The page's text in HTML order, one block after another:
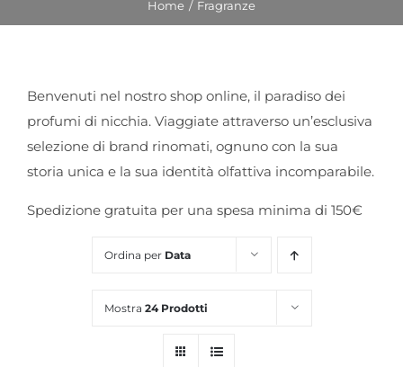
Home Fragranze
Benvenuti nel nostro shop online, il paradiso dei
profumi di nicchia. Viaggiate attraverso un’esclusiva
selezione di brand rinomati, ognuno con la sua
storia unica e la sua identità olfattiva incomparabile.
Spedizione gratuita per una spesa minima di 150€
Ordina per Data
Mostra 24 Prodotti